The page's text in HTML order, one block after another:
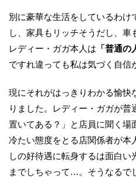
別に豪華な生活をしているわけ
し、家具もリッチそうだし、車
レディー・ガガ本人は 「普通の
ですれ違っても私は気づく自信
現にそれがはっきりわかる愉快
りました。レディー・ガガが
置いてある？」と店員に聞く場
冷たい態度をとる店関係者が本
しの好待遇に転身するは面白い
までしちゃって…。そうなるで